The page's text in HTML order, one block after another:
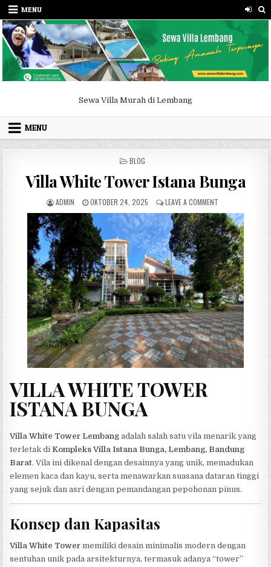
Skip to content
MENU
Sewa Villa Murah di Lembang
MENU
POSTED IN
BLOG
Villa White Tower Istana Bunga
AUTHOR:
ADMIN PUBLISHED DATE:
OKTOBER 24, 2025 LEAVE A COMMENT ON VILLA WHITE
VILLA WHITE TOWER
ISTANA BUNGA
Villa White Tower Lembang adalah salah satu vila menarik yang
terletak diKompleks Villa Istana Bunga, Lembang, Bandung
Barat. Vila ini dikenal dengan desainnya yang unik, memadukan
elemen kaca dan kayu, serta menawarkan suasana dataran tinggi
yang sejuk dan asri dengan pemandangan pepohonan pinus.
Konsep dan Kapasitas
Villa White Tower memiliki desain minimalis modern dengan
sentuhan unik pada arsitekturnya, termasuk adanya “tower”